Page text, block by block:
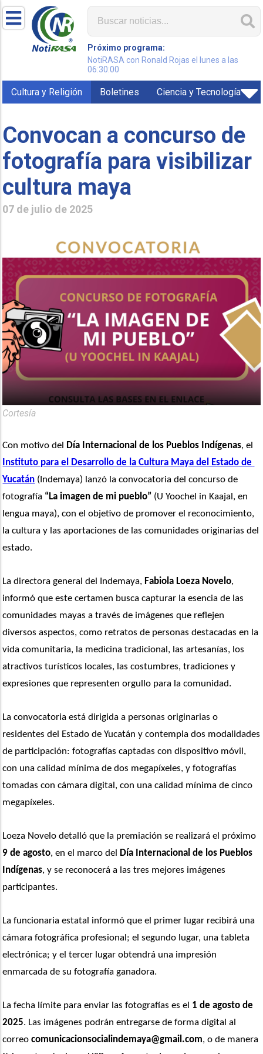
Próximo programa:
NotiRASA con Ronald Rojas el lunes a las
06:30:00
Cultura y Religión Boletines Ciencia y Tecnología
Convocan a concurso de
fotografía para visibilizar
cultura maya
07 de julio de 2025
Cortesía
Con motivo del Día Internacional de los Pueblos Indígenas
Instituto para el Desarrollo de la Cultura Maya del Estado de
Yucatán (Indemaya) lanzó la convocatoria del concurso de
fotografía “La imagen de mi pueblo” (U Yoochel in Kaajal, en
lengua maya), con el objetivo de promover el reconocimiento,
la cultura y las aportaciones de las comunidades originarias del
estado.
La directora general del Indemaya, Fabiola Loeza Novelo,
informó que este certamen busca capturar la esencia de las
comunidades mayas a través de imágenes que reflejen
diversos aspectos, como retratos de personas destacadas en la
vida comunitaria, la medicina tradicional, las artesanías, los
atractivos turísticos locales, las costumbres, tradiciones y
expresiones que representen orgullo para la comunidad.
La convocatoria está dirigida a personas originarias o
residentes del Estado de Yucatán y contempla dos modalidades
de participación: fotografías captadas con dispositivo móvil,
con una calidad mínima de dos megapíxeles, y fotografías
tomadas con cámara digital, con una calidad mínima de cinco
megapíxeles.
9 de agosto, en el marco del Día Internacional de los Pueblos
Indígenas, y se reconocerá a las tres mejores imágenes
participantes.
La funcionaria estatal informó que el primer lugar recibirá una
cámara fotográfica profesional; el segundo lugar, una tableta
electrónica; y el tercer lugar obtendrá una impresión
enmarcada de su fotografía ganadora.
La fecha límite para enviar las fotografías es el 1 de agosto de
2025. Las imágenes podrán entregarse de forma digital al
correo comunicacionsocialindemaya@gmail.com, o de manera